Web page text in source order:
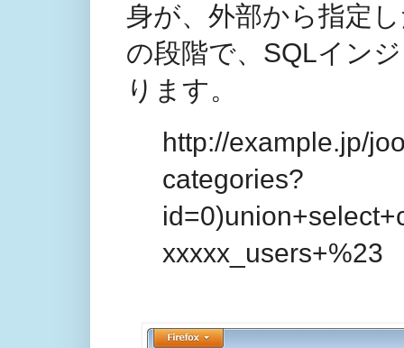
身が、外部から指定
の段階で、SQLイン
ります。
http://example.jp/
categories?
xxxxx_users+%23